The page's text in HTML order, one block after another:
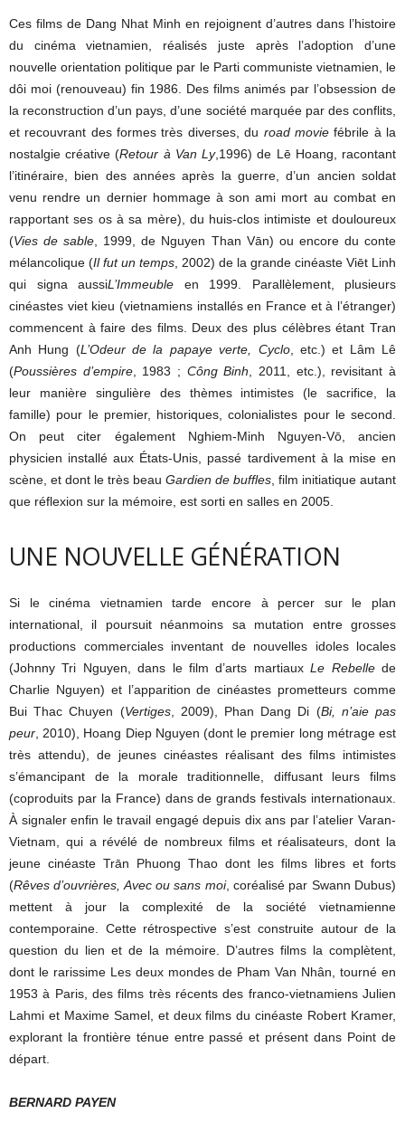
Ces films de Dang Nhat Minh en rejoignent d’autres dans l’histoire
du cinéma vietnamien, réalisés juste après l’adoption d’une
nouvelle orientation politique par le Parti communiste vietnamien, le
dôi moi (renouveau) fin 1986. Des films animés par l’obsession de
la reconstruction d’un pays, d’une société marquée par des conflits,
et recouvrant des formes très diverses, du road moviefébrile à la
nostalgie créative (Retour à Van Ly,1996) de Lē Hoang, racontant
l’itinéraire, bien des années après la guerre, d’un ancien soldat
venu rendre un dernier hommage à son ami mort au combat en
rapportant ses os à sa mère), du huis-clos intimiste et douloureux
(Vies de sable, 1999, de Nguyen Than Vān) ou encore du conte
mélancolique (Il fut un temps, 2002) de la grande cinéaste Viēt Linh
qui signa aussiL’Immeuble en 1999. Parallèlement, plusieurs
cinéastes viet kieu (vietnamiens installés en France et à l’étranger)
commencent à faire des films. Deux des plus célèbres étant Tran
Anh Hung (L’Odeur de la papaye verte, Cyclo, etc.) et Lâm Lê
(Poussières d’empire, 1983 ; Công Binh, 2011, etc.), revisitant à
leur manière singulière des thèmes intimistes (le sacrifice, la
famille) pour le premier, historiques, colonialistes pour le second.
On peut citer également Nghiem-Minh Nguyen-Vō, ancien
physicien installé aux États-Unis, passé tardivement à la mise en
scène, et dont le très beau Gardien de buffles, film initiatique autant
que réflexion sur la mémoire, est sorti en salles en 2005.
UNE NOUVELLE GÉNÉRATION
Si le cinéma vietnamien tarde encore à percer sur le plan
international, il poursuit néanmoins sa mutation entre grosses
productions commerciales inventant de nouvelles idoles locales
(Johnny Tri Nguyen, dans le film d’arts martiauxLe Rebellede
Charlie Nguyen) et l’apparition de cinéastes prometteurs comme
Bui Thac Chuyen (Vertiges, 2009), Phan Dang Di (Bi, n’aie pas
peur, 2010), Hoang Diep Nguyen (dont le premier long métrage est
très attendu), de jeunes cinéastes réalisant des films intimistes
s’émancipant de la morale traditionnelle, diffusant leurs films
(coproduits par la France) dans de grands festivals internationaux.
À signaler enfin le travail engagé depuis dix ans par l’atelier Varan-
Vietnam, qui a révélé de nombreux films et réalisateurs, dont la
jeune cinéaste Trān Phuong Thao dont les films libres et forts
(Rêves d’ouvrières, Avec ou sans moi, coréalisé par Swann Dubus)
mettent à jour la complexité de la société vietnamienne
contemporaine. Cette rétrospective s’est construite autour de la
question du lien et de la mémoire. D’autres films la complètent,
dont le rarissime Les deux mondes de Pham Van Nhân, tourné en
1953 à Paris, des films très récents des franco-vietnamiens Julien
Lahmi et Maxime Samel, et deux films du cinéaste Robert Kramer,
explorant la frontière ténue entre passé et présent dans Point de
départ.
BERNARD PAYEN